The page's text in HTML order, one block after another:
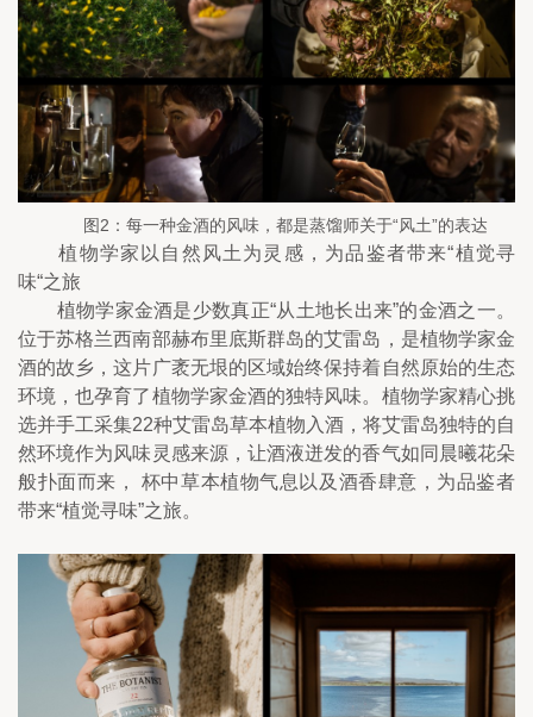
图2：每一种金酒的风味，都是蒸馏师关于“风土”的表达
植物学家以自然风土为灵感，为品鉴者带来“植觉寻
味“之旅
植物学家金酒是少数真正“从土地长出来”的金酒之一。
位于苏格兰西南部赫布里底斯群岛的艾雷岛，是植物学家金
酒的故乡，这片广袤无垠的区域始终保持着自然原始的生态
环境，也孕育了植物学家金酒的独特风味。植物学家精心挑
选并手工采集22种艾雷岛草本植物入酒，将艾雷岛独特的自
然环境作为风味灵感来源，让酒液迸发的香气如同晨曦花朵
般扑面而来， 杯中草本植物气息以及酒香肆意，为品鉴者
带来“植觉寻味”之旅。